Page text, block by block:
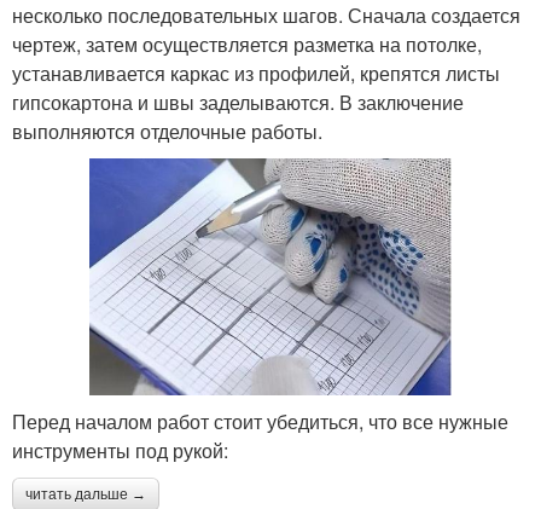
несколько последовательных шагов. Сначала создается
чертеж, затем осуществляется разметка на потолке,
устанавливается каркас из профилей, крепятся листы
гипсокартона и швы заделываются. В заключение
выполняются отделочные работы.
Перед началом работ стоит убедиться, что все нужные
инструменты под рукой:
читать дальше →